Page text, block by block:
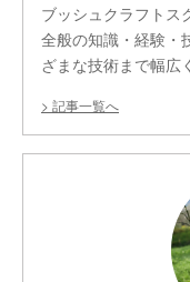
ブッシュクラフトス
全般の知識・経験・
ざまな技術まで幅広
記事一覧へ